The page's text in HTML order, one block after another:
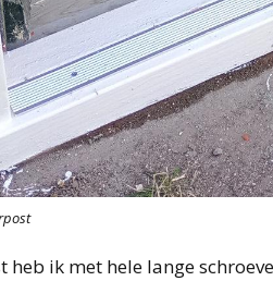
heb ik met hele lange